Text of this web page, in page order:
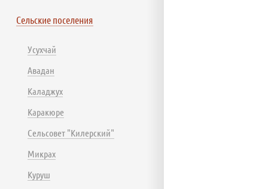
Сельские поселения
Усухчай
Авадан
Каладжух
Каракюре
Сельсовет "Килерский"
Микрах
Куруш